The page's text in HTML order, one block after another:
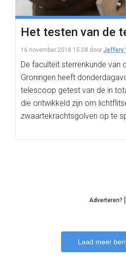
Het testen van de
16 november 2018 15:08 door Jeffery
De faculteit sterrenkunde van
Groningen heeft
telescoop getest van de in
die ontwikkeld zijn om
zwaartekrachtsgolven op te
Adverteren?
Laad meer